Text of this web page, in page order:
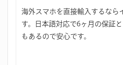
海外スマホを直接輸入するなら
す。日本語対応で6ヶ月の保証
もあるので安心です。